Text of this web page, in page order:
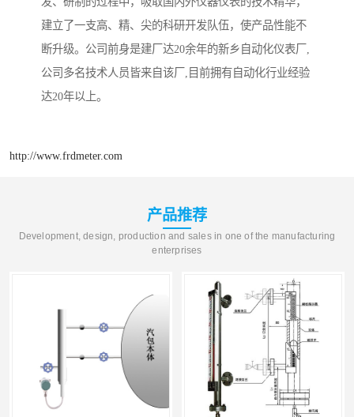
建立了一支高、精、尖的科研开发队伍，使产品性能不
断升级。公司前身是建厂达20余年的新乡自动化仪表厂,
公司多名技术人员皆来自该厂,目前拥有自动化行业经验
达20年以上。
http://www.frdmeter.com
产品推荐
Development, design, production and sales in one of the manufacturing
enterprises